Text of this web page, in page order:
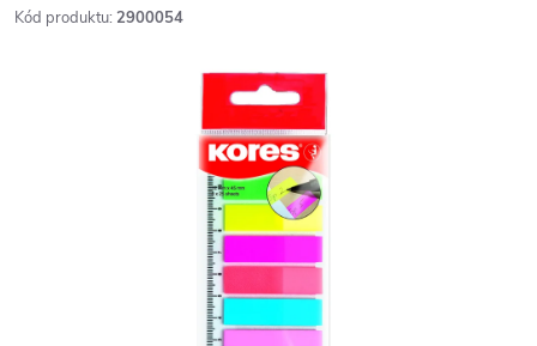
Kód produktu: 2900054